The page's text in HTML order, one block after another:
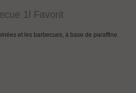
1l Favorit
et les barbecues, à base de paraffine.